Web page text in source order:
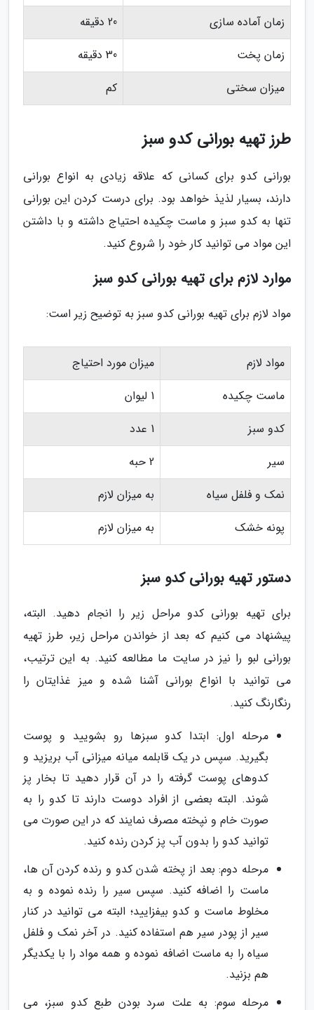
زمان آماده سازی
20 دقیقه
زمان پخت
30 دقیقه
میزان سختی
کم
طرز تهیه بورانی کدو سبز
بورانی کدو برای کسانی که علاقه زیادی به انواع بورانی
دارند، بسیار لذیذ خواهد بود. برای درست کردن این بورانی
تنها به کدو سبز و ماست چکیده احتیاج داشته و با داشتن
این مواد می توانید کار خود را شروع کنید.
موارد لازم برای تهیه بورانی کدو سبز
مواد لازم برای تهیه بورانی کدو سبز به توضیح زیر است:
مواد لازم
میزان مورد احتیاج
ماست چکیده
1 لیوان
کدو سبز
1 عدد
سیر
2 حبه
نمک و فلفل سیاه
به میزان لازم
پونه خشک
به میزان لازم
دستور تهیه بورانی کدو سبز
برای تهیه بورانی کدو مراحل زیر را انجام دهید. البته،
پیشنهاد می کنیم که بعد از خواندن مراحل زیر، طرز تهیه
بورانی لبو را نیز در سایت ما مطالعه کنید. به این ترتیب،
می توانید با انواع بورانی آشنا شده و میز غذایتان را
رنگارنگ کنید.
مرحله اول: ابتدا کدو سبزها رو بشویید و پوست
بگیرید. سپس در یک قابلمه میانه میزانی آب بریزید و
کدوهای پوست گرفته را در آن قرار دهید تا بخار پز
شوند. البته بعضی از افراد دوست دارند تا کدو را به
صورت خام و نپخته مصرف نمایند که در این صورت می
توانید کدو را بدون آب پز کردن رنده کنید.
مرحله دوم: بعد از پخته شدن کدو و رنده کردن آن ها،
ماست را اضافه کنید. سپس سیر را رنده نموده و به
مخلوط ماست و کدو بیفزایید؛ البته می توانید در کنار
سیر از پودر سیر هم استفاده کنید. در آخر نمک و فلفل
سیاه را به ماست اضافه نموده و همه مواد را با یکدیگر
هم بزنید.
مرحله سوم: به علت سرد بودن طبع کدو سبز، می